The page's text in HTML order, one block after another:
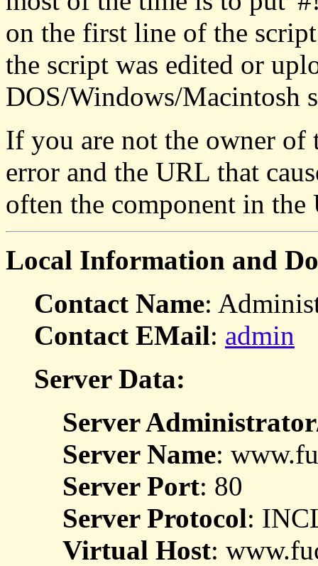
on the first line of the
the script was edited or
DOS/Windows/Macintosh
If you are not the owner of
error and the URL that
often the component in
Local Information and
Contact Name:
Contact EMail: admin
Server Data:
Server
Server Name:
Server Port: 80
Server Protocol:
Virtual Host: